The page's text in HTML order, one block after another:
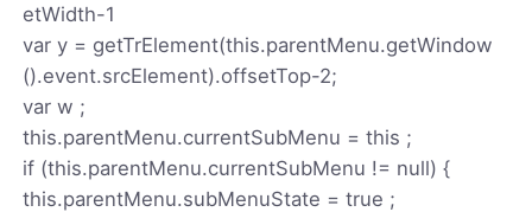
etWidth-1
var y = getTrElement(this.parentMenu.getWindow
().event.srcElement).offsetTop-2;
var w ;
this.parentMenu.currentSubMenu = this ;
if (this.parentMenu.currentSubMenu != null) {
this.parentMenu.subMenuState = true ;